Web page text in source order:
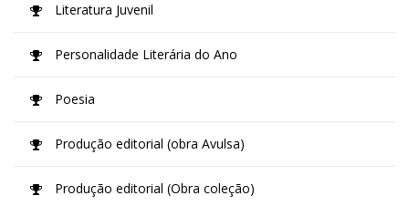
Literatura Juvenil
Personalidade Literária do Ano
Poesia
Produção editorial (obra Avulsa)
Produção editorial (Obra coleção)